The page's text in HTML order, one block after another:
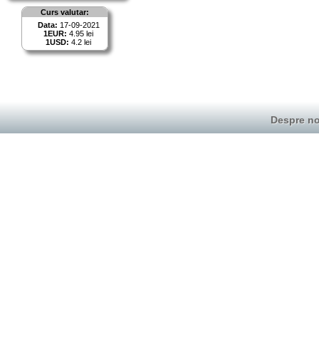
Curs valutar:
Data: 17-09-2021
1EUR: 4.95 lei
1USD: 4.2 lei
Despre